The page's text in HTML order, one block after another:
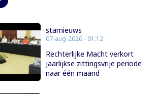
starnieuws
07-aug-2026 - 01:12
Rechterlijke Macht verkort
jaarlijkse zittingsvrije periode
naar één maand